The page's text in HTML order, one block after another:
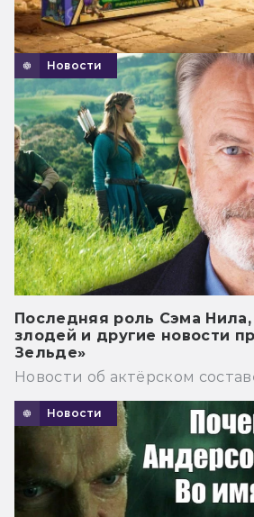
Новости
Последняя роль Сэма Нила,
злодей и другие новости
Зельде»
Новости об актёрском
Новости